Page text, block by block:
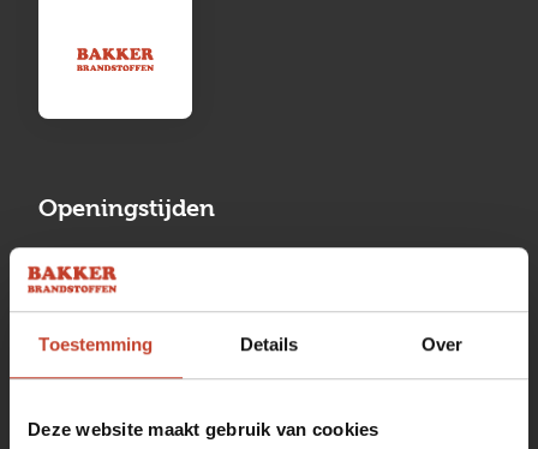
Toestemming Details Over
Deze website maakt gebruik van cookies
Openingstijden
Maandag
Woensdag
Donderdag
08:00 tot 17:00